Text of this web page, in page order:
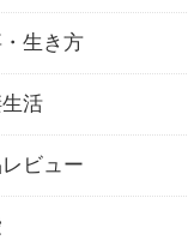
生き方
活
ビュー